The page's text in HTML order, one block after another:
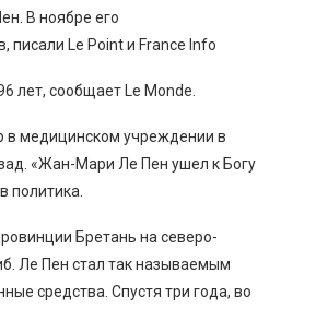
В ноябре его
писали Le Point и France Info
лет, сообщает Le Monde.
в медицинском учреждении в
«Жан-Мари Ле Пен ушел к Богу
политика.
Бретань на северо-
Ле Пен стал так называемым
средства. Спустя три года, во